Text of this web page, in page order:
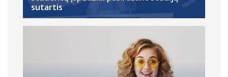
sutartis